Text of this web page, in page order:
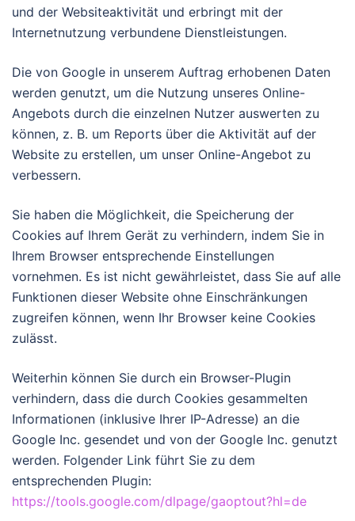
und der Websiteaktivität und erbringt mit der
Internetnutzung verbundene Dienstleistungen.
Die von Google in unserem Auftrag erhobenen Daten
werden genutzt, um die Nutzung unseres Online-
Angebots durch die einzelnen Nutzer auswerten zu
können, z. B. um Reports über die Aktivität auf der
Website zu erstellen, um unser Online-Angebot zu
verbessern.
Sie haben die Möglichkeit, die Speicherung der
Cookies auf Ihrem Gerät zu verhindern, indem Sie in
Ihrem Browser entsprechende Einstellungen
vornehmen. Es ist nicht gewährleistet, dass Sie auf alle
Funktionen dieser Website ohne Einschränkungen
zugreifen können, wenn Ihr Browser keine Cookies
zulässt.
Weiterhin können Sie durch ein Browser-Plugin
verhindern, dass die durch Cookies gesammelten
Informationen (inklusive Ihrer IP-Adresse) an die
Google Inc. gesendet und von der Google Inc. genutzt
werden. Folgender Link führt Sie zu dem
entsprechenden Plugin:
https://tools.google.com/dlpage/gaoptout?hl=de